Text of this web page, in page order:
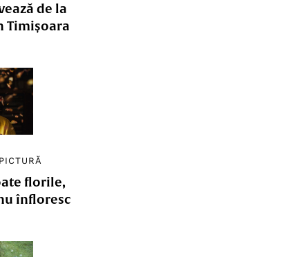
de la
Timișoara
PICTURĂ
florile,
înfloresc